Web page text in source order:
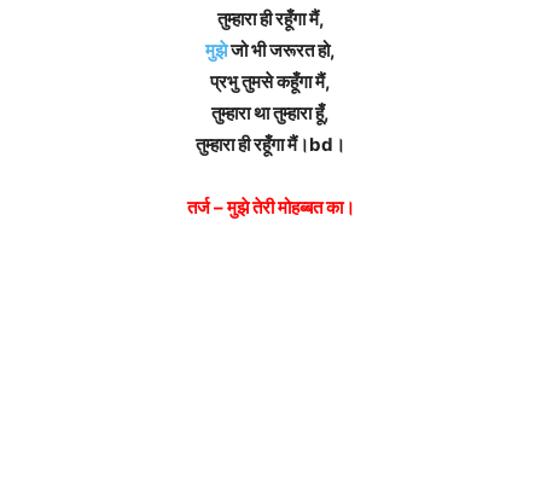
तुम्हारा ही रहूँगा मैं,
मुझेजो भी जरूरत हो,
प्रभु तुमसे कहूँगा मैं,
तुम्हारा था तुम्हारा हूँ,
तुम्हारा ही रहूँगा मैं।bd।
तर्ज – मुझे तेरी मोहब्बत का।